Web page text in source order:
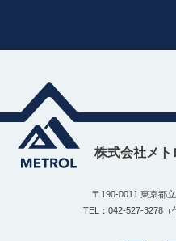
株式会社メト
〒190-0011 東京都
TEL：042-527-3278（